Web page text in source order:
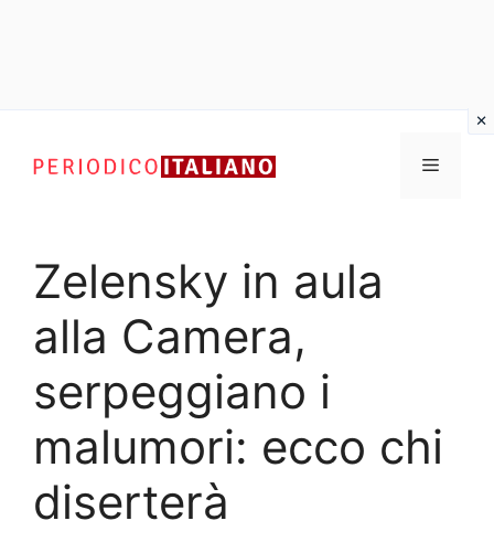
contenuto
Menu
Zelensky in aula
alla Camera,
serpeggiano i
malumori: ecco chi
diserterà